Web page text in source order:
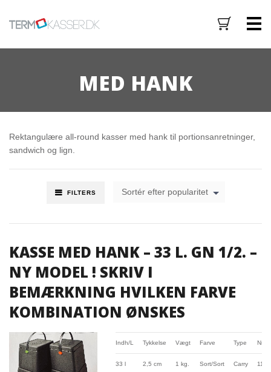
MED HANK
Rektangulære all-round kasser med hank til portionsanretninger,
sandwich og lign.
FILTERS Sortér efter popularitet
KASSE MED HANK – 33 L. GN 1/2. –
NY MODEL ! SKRIV I
BEMÆRKNING HVILKEN FARVE
KOMBINATION ØNSKES
Indh/L Tykkelse Vægt Farve Type Nr.
33 l 2,5 cm 1 kg. Sort/Sort Carry